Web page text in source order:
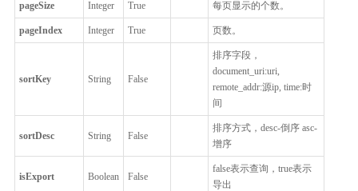
pageSize Integer True 每页显示的个数。
pageIndex Integer True 页数。
sortKey String False
排序字段，
document_uri:uri,
remote_addr:源ip, time:时
间
sortDesc String False
排序方式，desc-倒序 asc-
增序
isExport Boolean False
false表示查询，true表示
导出